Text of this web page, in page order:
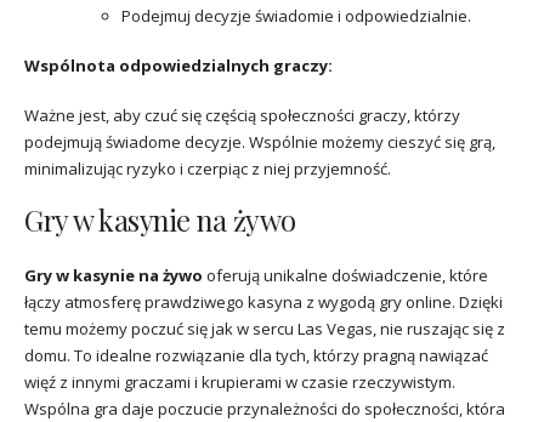
Podejmuj decyzje świadomie i odpowiedzialnie.
Wspólnota odpowiedzialnych graczy:
Ważne jest, aby czuć się częścią społeczności graczy, którzy
podejmują świadome decyzje. Wspólnie możemy cieszyć się grą,
minimalizując ryzyko i czerpiąc z niej przyjemność.
Gry w kasynie na żywo
Gry w kasynie na żywo oferują unikalne doświadczenie, które
łączy atmosferę prawdziwego kasyna z wygodą gry online. Dzięki
temu możemy poczuć się jak w sercu Las Vegas, nie ruszając się z
domu. To idealne rozwiązanie dla tych, którzy pragną nawiązać
więź z innymi graczami i krupierami w czasie rzeczywistym.
Wspólna gra daje poczucie przynależności do społeczności, która